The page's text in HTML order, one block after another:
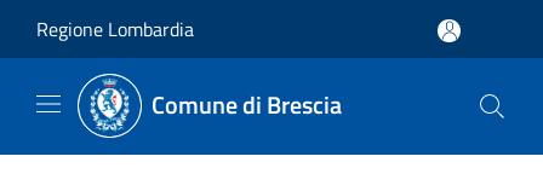
Regione Lombardia
Comune di Brescia